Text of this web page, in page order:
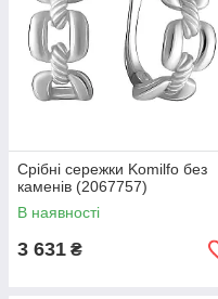
Срібні сережки Komilfo без
каменів (2067757)
В наявності
3 631 ₴